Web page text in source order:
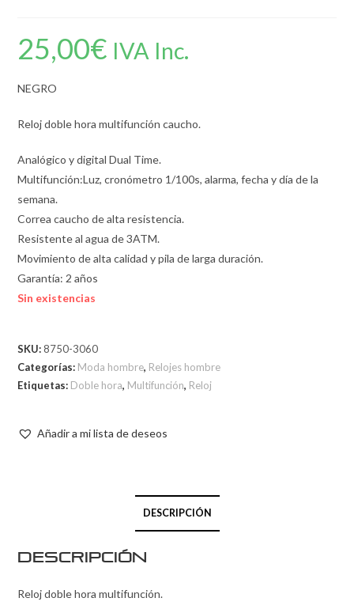
25,00€ IVA Inc.
NEGRO
Reloj doble hora multifunción caucho.
Analógico y digital Dual Time.
Multifunción:Luz, cronómetro 1/100s, alarma, fecha y día de la
semana.
Correa caucho de alta resistencia.
Resistente al agua de 3ATM.
Movimiento de alta calidad y pila de larga duración.
Garantía: 2 años
Sin existencias
SKU:8750-3060
Categorías: Moda hombre, Relojes hombre
Etiquetas: Doble hora, Multifunción, Reloj
Añadir a mi lista de deseos
DESCRIPCIÓN
Descripción
Reloj doble hora multifunción.